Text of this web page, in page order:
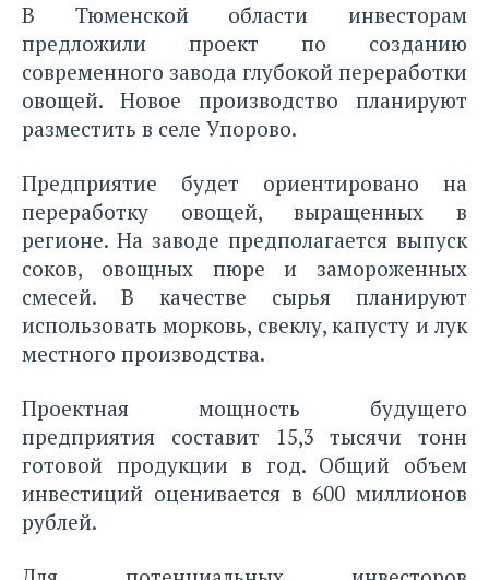
В Тюменской области инвесторам
предложили проект по созданию
современного завода глубокой переработки
овощей. Новое производство планируют
разместить в селе Упорово.
Предприятие будет ориентировано на
переработку овощей, выращенных в
регионе. На заводе предполагается выпуск
соков, овощных пюре и замороженных
смесей. В качестве сырья планируют
использовать морковь, свеклу, капусту и лук
местного производства.
Проектная мощность будущего
предприятия составит 15,3 тысячи тонн
готовой продукции в год. Общий объем
инвестиций оценивается в 600 миллионов
рублей.